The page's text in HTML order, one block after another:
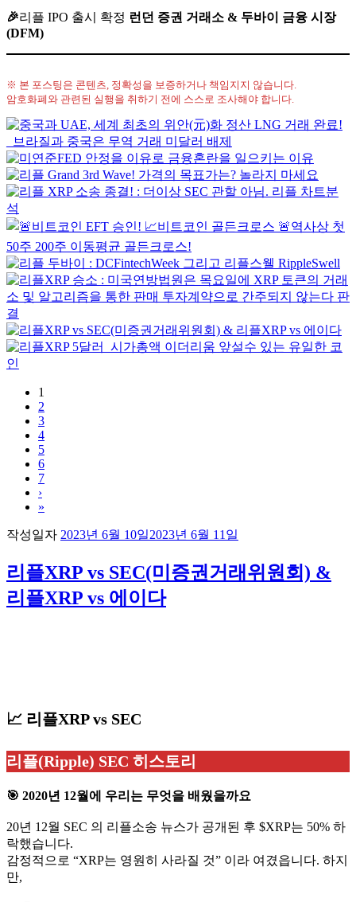
🎉리플 IPO 출시 확정 런던 증권 거래소 & 두바이 금융 시장
(DFM)
※ 본 포스팅은 콘텐츠, 정확성을 보증하거나 책임지지 않습니다.
암호화폐와 관련된 실행을 취하기 전에 스스로 조사해야 합니다.
1
2
3
4
5
6
7
›
»
작성일자 2023년 6월 10일2023년 6월 11일
리플XRP vs SEC(미증권거래위원회) &
리플XRP vs 에이다
📈 리플XRP vs SEC
리플(Ripple) SEC 히스토리
🎯 2020년 12월에 우리는 무엇을 배웠을까요
20년 12월 SEC 의 리플소송 뉴스가 공개된 후 $XRP는 50% 하
락했습니다.
감정적으로 “XRP는 영원히 사라질 것” 이라 여겼읍니다. 하지
만,